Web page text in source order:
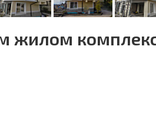
жилом